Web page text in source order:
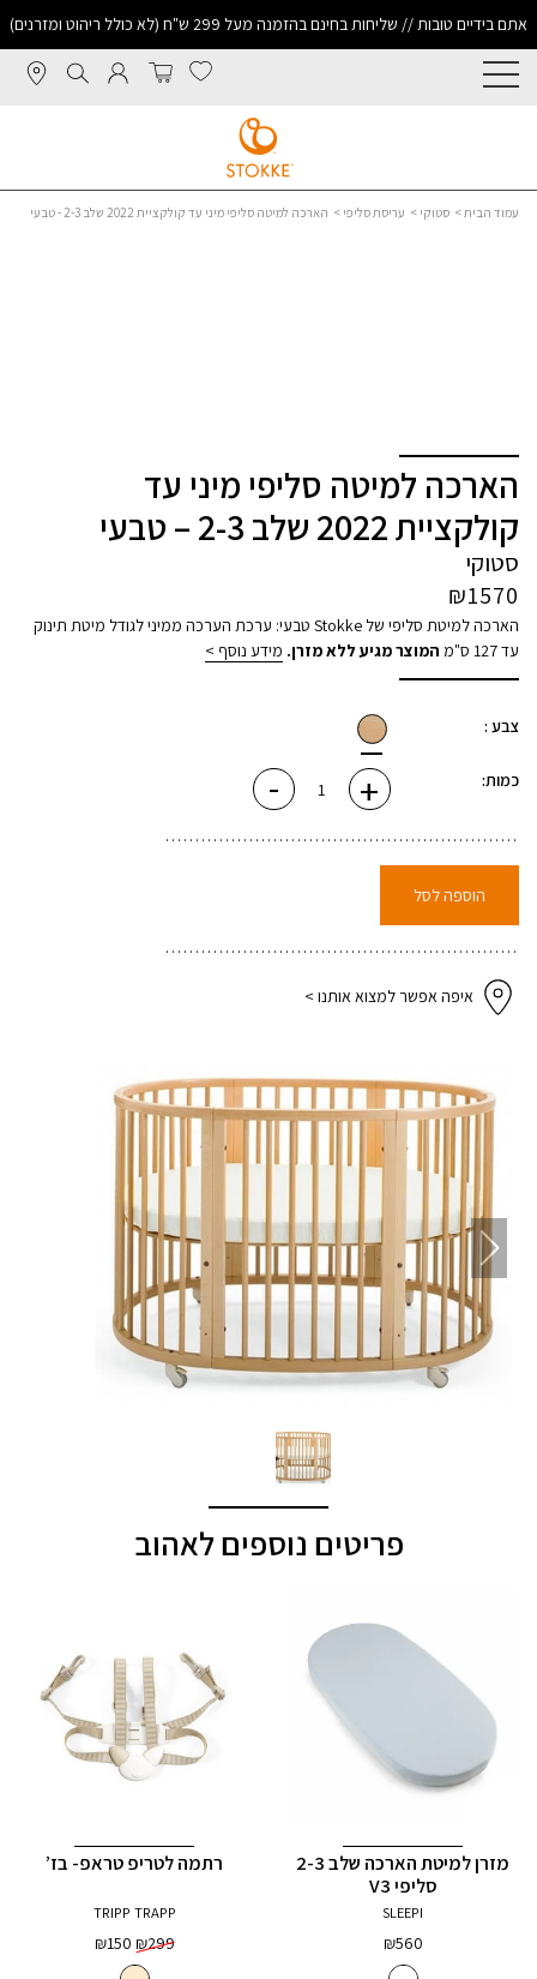
אתם בידיים טובות // שליחות בחינם בהזמנה מעל 299 ש"ח (לא כולל ריהוט ומזרנים)
עמוד הבית> סטוקי > עריסת סליפי > הארכה למיטה סליפי מיני עד קולקציית 2022 שלב 2-3 - טבעי
הארכה למיטה סליפי מיני עד
קולקציית 2022 שלב 2-3 – טבעי
סטוקי
₪1570
הארכה למיטת סליפי
של Stokke טבעי: ערכת הערכה ממיני לגודל מיטת תינוק
עד 127 ס"מ
המוצר מגיע ללא מזרן. מידע נוסף >
צבע :
כמות: - של
סליפי
3
טבעי
+
הוספה לסל
איפה אפשר למצוא אותנו >
פריטים נוספים לאהוב
מזרן למיטת הארכה שלב 2-3
סליפי V3
SLEEPI
₪560
רתמה לטריפ טראפ- בז’
TRIPP TRAPP
₪299
המחיר
המקורי
₪150